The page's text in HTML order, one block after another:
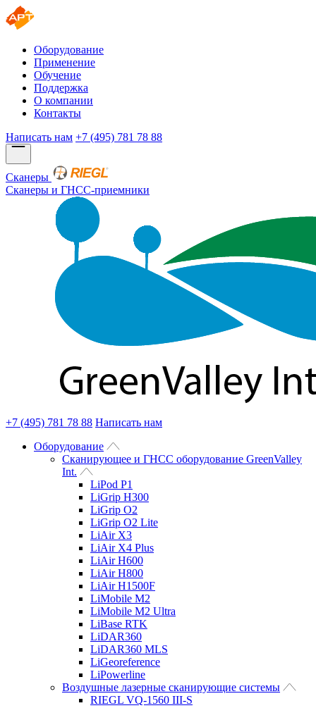
Оборудование
Применение
Обучение
Поддержка
О компании
Контакты
Написать нам +7 (495) 781 78 88
Сканеры
Сканеры и ГНСС-приемники
+7 (495) 781 78 88 Написать нам
Оборудование
Сканирующее и ГНСС оборудование GreenValley
Int.
LiPod P1
LiGrip H300
LiGrip O2
LiGrip O2 Lite
LiAir X3
LiAir X4 Plus
LiAir H600
LiAir H800
LiAir H1500F
LiMobile M2
LiMobile M2 Ultra
LiBase RTK
LiDAR360
LiDAR360 MLS
LiGeoreference
LiPowerline
Воздушные лазерные сканирующие системы
RIEGL VQ-1560 III-S